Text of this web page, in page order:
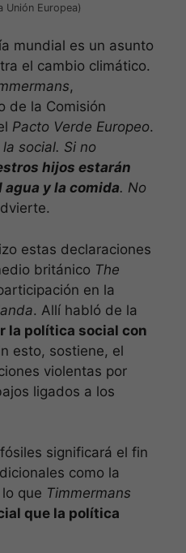
Unión Europea)
mundial es un asunto
el cambio climático.
,
de la Comisión
Pacto Verde Europeo.
social. Si no
hijos estarán
y la comida. No
estas declaraciones
británico The
en la
. Allí habló de la
la política social con
esto, sostiene, el
violentas por
ligados a los
significará el fin
como la
que Timmermans
que la política